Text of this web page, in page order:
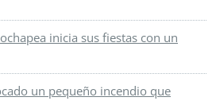
inicia sus fiestas con un
un pequeño incendio que